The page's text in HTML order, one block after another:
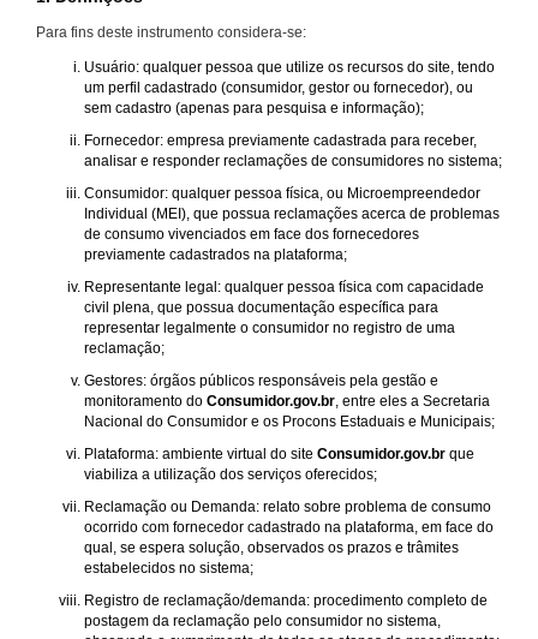
Para fins deste instrumento considera-se:
Usuário: qualquer pessoa que utilize os recursos do site, tendo
um perfil cadastrado (consumidor, gestor ou fornecedor), ou
sem cadastro (apenas para pesquisa e informação);
Fornecedor: empresa previamente cadastrada para receber,
analisar e responder reclamações de consumidores no sistema;
Consumidor: qualquer pessoa física, ou Microempreendedor
Individual (MEI), que possua reclamações acerca de problemas
de consumo vivenciados em face dos fornecedores
previamente cadastrados na plataforma;
Representante legal: qualquer pessoa física com capacidade
civil plena, que possua documentação específica para
representar legalmente o consumidor no registro de uma
reclamação;
Gestores: órgãos públicos responsáveis pela gestão e
monitoramento do Consumidor.gov.br, entre eles a Secretaria
Nacional do Consumidor e os Procons Estaduais e Municipais;
Plataforma: ambiente virtual do site Consumidor.gov.br que
viabiliza a utilização dos serviços oferecidos;
Reclamação ou Demanda: relato sobre problema de consumo
ocorrido com fornecedor cadastrado na plataforma, em face do
qual, se espera solução, observados os prazos e trâmites
estabelecidos no sistema;
Registro de reclamação/demanda: procedimento completo de
postagem da reclamação pelo consumidor no sistema,